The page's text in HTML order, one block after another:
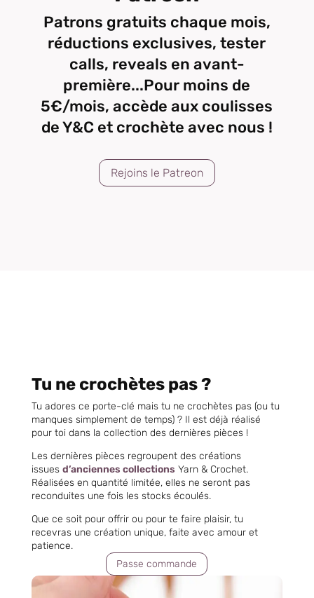
Patrons gratuits chaque mois,
réductions exclusives, tester
calls, reveals en avant-
première...Pour moins de
5€/mois, accède aux coulisses
de Y&C et crochète avec nous !
Rejoins le Patreon
Tu ne crochètes pas ?
Tu adores ce porte-clé mais tu ne crochètes pas (ou tu
manques simplement de temps) ? Il est déjà réalisé
pour toi dans la collection des dernières pièces !
Les dernières pièces regroupent des créations
issues d’anciennes collections Yarn & Crochet.
Réalisées en quantité limitée, elles ne seront pas
reconduites une fois les stocks écoulés.
Que ce soit pour offrir ou pour te faire plaisir, tu
recevras une création unique, faite avec amour et
patience.
Passe commande